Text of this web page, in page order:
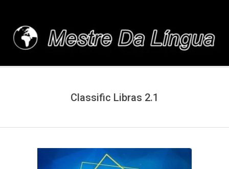
content
Classific Libras 2.1